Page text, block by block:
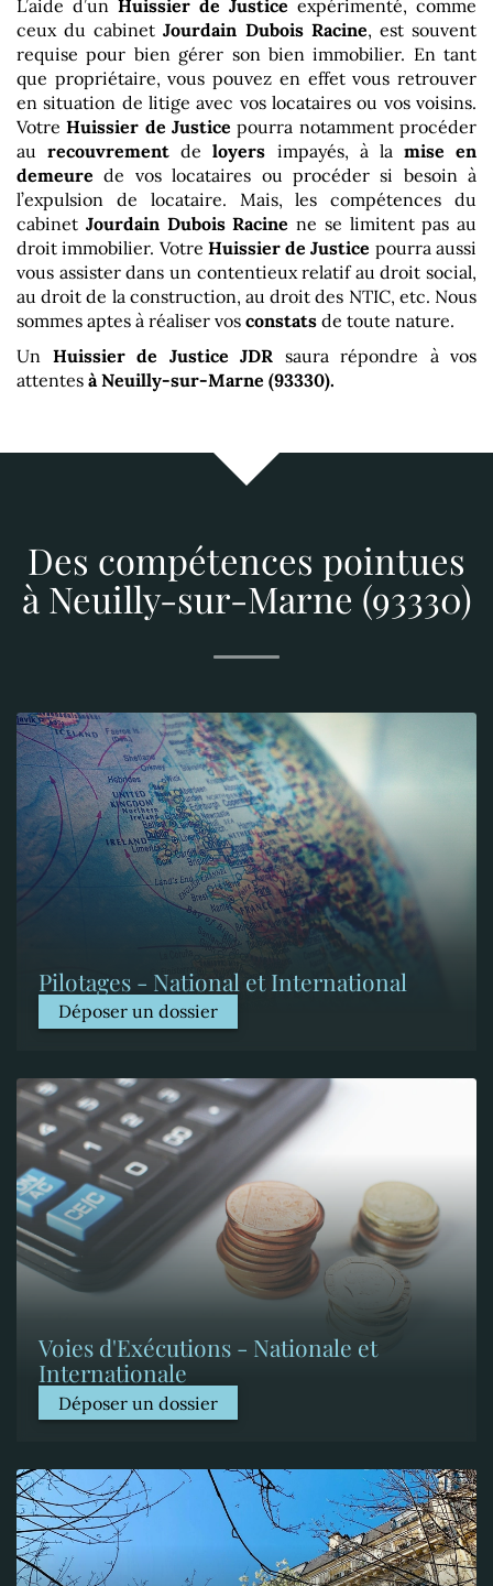
L’aide d’un Huissier de Justice expérimenté, comme
ceux du cabinetJourdain Dubois Racine, est souvent
requise pour bien gérer son bien immobilier. En tant
que propriétaire, vous pouvez en effet vous retrouver
en situation de litige avec vos locataires ou vos voisins.
VotreHuissier de Justice pourra notamment procéder
aurecouvrement deloyers impayés, à la mise en
demeure de vos locataires ou procéder si besoin à
l’expulsion de locataire. Mais, les compétences du
cabinet Jourdain Dubois Racine ne se limitent pas au
droit immobilier. Votre Huissier de Justice pourra aussi
vous assister dans un contentieux relatif au droit social,
au droit de la construction, au droit des NTIC, etc. Nous
sommes aptes à réaliser vos constats de toute nature.
Un Huissier de Justice JDR saura répondre à vos
attentes à Neuilly-sur-Marne (93330).
Des compétences pointues
à Neuilly-sur-Marne (93330)
Pilotages - National et International
Déposer un dossier
Voies d'Exécutions - Nationale et
Internationale
Déposer un dossier